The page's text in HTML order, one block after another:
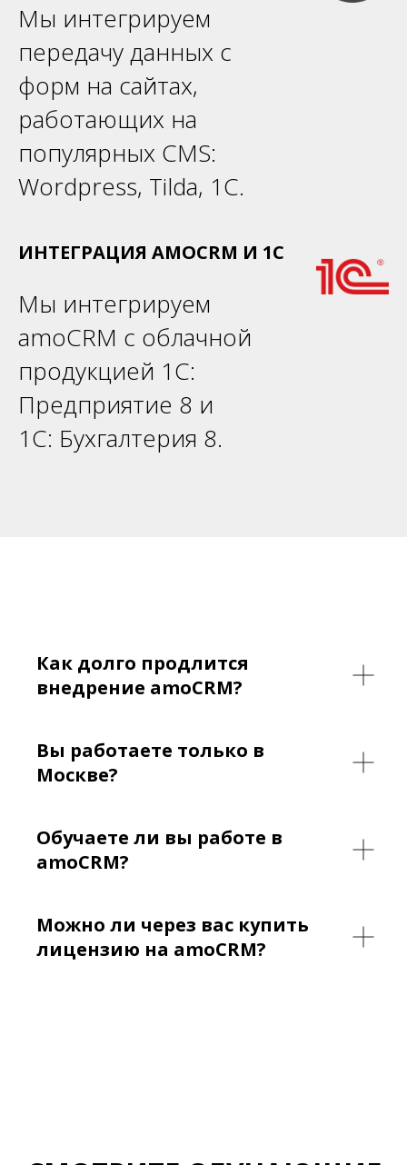
Мы интегрируем
передачу данных с
форм на сайтах,
работающих на
популярных CMS:
Wordpress, Tilda, 1С.
ИНТЕГРАЦИЯ AMOCRM И 1С
Мы интегрируем
amoCRM с облачной
продукцией 1С:
Предприятие 8 и
1С: Бухгалтерия 8.
Как долго продлится
внедрение amoCRM?
Вы работаете только в
Москве?
Обучаете ли вы работе в
amoCRM?
Можно ли через вас купить
лицензию на amoCRM?